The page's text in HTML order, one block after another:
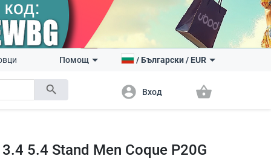
search
Помощ /Български/ EUR
account_circle Вход shopping_basket
5.4 Stand Men Coque P20G